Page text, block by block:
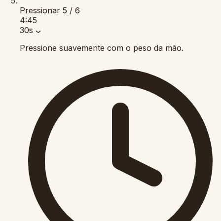
Pressionar 5 / 6
4:45
30s
Pressione suavemente com o peso da mão.